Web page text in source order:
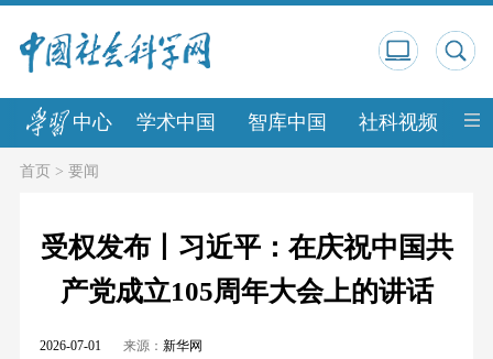
中心 学术中国 智库中国 社科视频 中
首页> 要闻
受权发布丨习近平：在庆祝中国共
产党成立105周年大会上的讲话
2026-07-01 来源： 新华网